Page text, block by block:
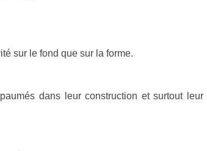
sur le fond que sur la forme.
dans leur construction et surtout